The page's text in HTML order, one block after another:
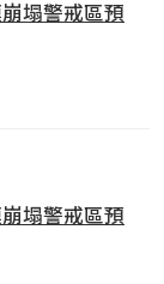
塌警戒區預
塌警戒區預